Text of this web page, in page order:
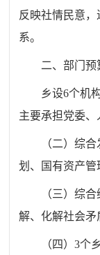
反映社情民意
系。
二、部门预
乡设6个机
主要承担党委
（二）综
划、国有资产管
（三）综
解、化解社会矛
（四）3个